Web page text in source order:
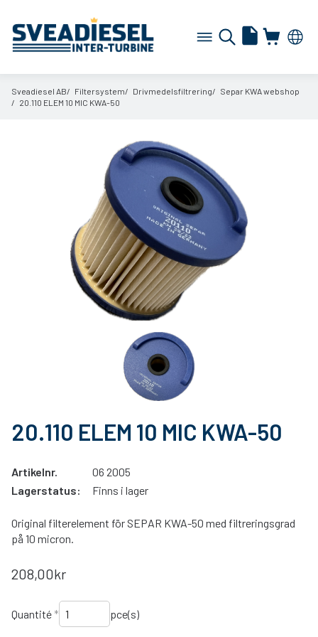
Sveadiesel AB Filtersystem Drivmedelsfiltrering
Separ KWA webshop
20.110 ELEM 10 MIC KWA-50
20.110 ELEM 10 MIC KWA-50
Artikelnr.
06 2005
Lagerstatus:
Finns i lager
Original filterelement för SEPAR KWA-50 med filtreringsgrad
på 10 micron.
208,00kr
Quantité* pce(s)